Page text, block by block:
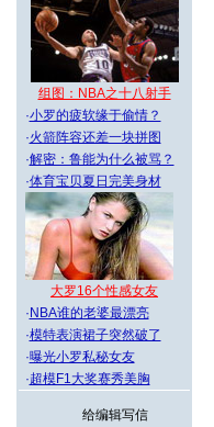
组图：NBA之十八射手
·小罗的疲软缘于偷情？
·火箭阵容还差一块拼图
·解密：鲁能为什么被骂？
·体育宝贝夏日完美身材
大罗16个性感女友
· NBA谁的老婆最漂亮
·模特表演裙子突然破了
·曝光小罗私秘女友
·超模F1大奖赛秀美胸
给编辑写信